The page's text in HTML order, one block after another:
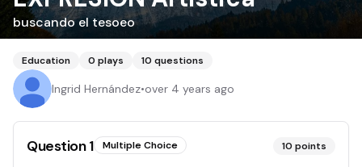
buscando el tesoeo
Education 0 plays 10 questions
Ingrid Hernández•over 4 years ago
Question1 Multiple Choice 10 points